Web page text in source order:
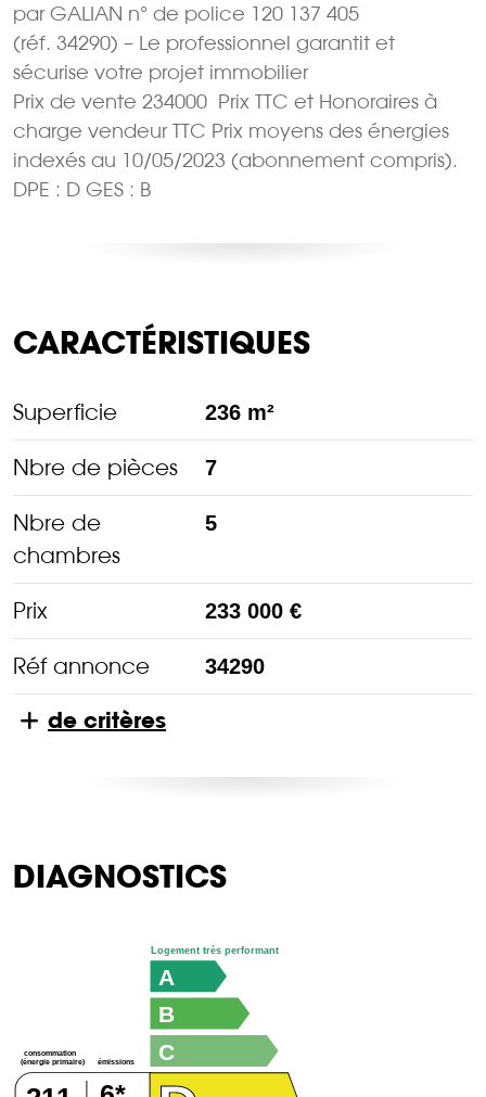
par GALIAN n° de police 120 137 405
(réf. 34290) – Le professionnel garantit et
sécurise votre projet immobilier
Prix de vente 234000  Prix TTC et Honoraires à
charge vendeur TTC Prix moyens des énergies
indexés au 10/05/2023 (abonnement compris).
DPE : D GES : B
CARACTÉRISTIQUES
Superficie 236 m²
Nbre de pièces 7
Nbre de
chambres
5
Prix 233 000 €
Réf annonce 34290
de critères
DIAGNOSTICS
consommation
(énergie primaire) émissions C
B
A
Logement très performant